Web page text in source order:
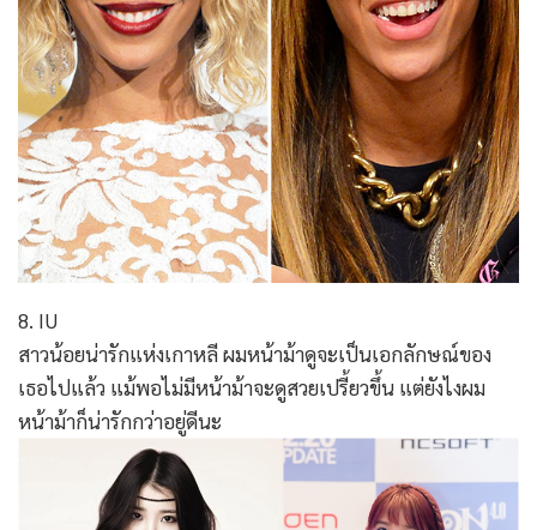
8. IU
สาวน้อยน่ารักแห่งเกาหลี ผมหน้าม้าดูจะเป็นเอกลักษณ์ของ
เธอไปแล้ว แม้พอไม่มีหน้าม้าจะดูสวยเปรี้ยวขึ้น แต่ยังไงผม
หน้าม้าก็น่ารักกว่าอยู่ดีนะ